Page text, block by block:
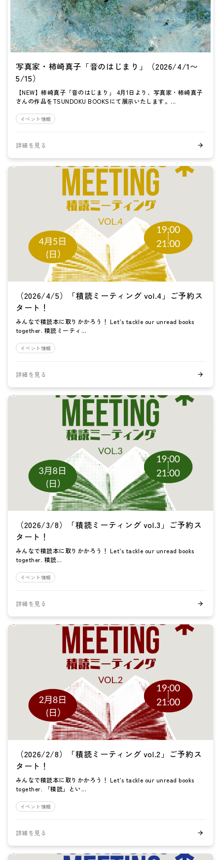
写真家・柿崎真子「音のはじまり」（2026/4/1〜
5/15）
【NEW】柿崎真子「音のはじまり」 4月1日より、写真家・柿崎真子
さんの作品をTSUNDOKU BOOKSにて展示いたします。...
イベント情報
詳細を見る
（2026/4/5）「積読ミーティング vol.4」ご予約ス
タート！
みんなで積読本に取りかかろう！ Let’s tackle our unread books
together. 積読ミーティ...
イベント情報
詳細を見る
（2026/3/8）「積読ミーティング vol.3」ご予約ス
タート！
みんなで積読本に取りかかろう！ Let’s tackle our unread books
together. 積読...
イベント情報
詳細を見る
（2026/2/8）「積読ミーティング vol.2」ご予約ス
タート！
みんなで積読本に取りかかろう！ Let’s tackle our unread books
together. 「積読」とい...
イベント情報
詳細を見る